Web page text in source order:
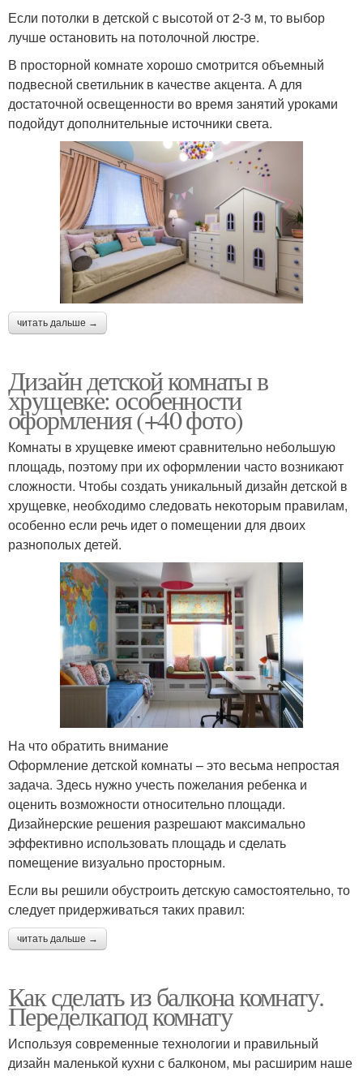
Если потолки в детской с высотой от 2-3 м, то выбор
лучше остановить на потолочной люстре.
В просторной комнате хорошо смотрится объемный
подвесной светильник в качестве акцента. А для
достаточной освещенности во время занятий уроками
подойдут дополнительные источники света.
читать дальше →
Дизайн детской комнаты в
хрущевке: особенности
оформления (+40 фото)
Комнаты в хрущевке имеют сравнительно небольшую
площадь, поэтому при их оформлении часто возникают
сложности. Чтобы создать уникальный дизайн детской в
хрущевке, необходимо следовать некоторым правилам,
особенно если речь идет о помещении для двоих
разнополых детей.
На что обратить внимание
Оформление детской комнаты – это весьма непростая
задача. Здесь нужно учесть пожелания ребенка и
оценить возможности относительно площади.
Дизайнерские решения разрешают максимально
эффективно использовать площадь и сделать
помещение визуально просторным.
Если вы решили обустроить детскую самостоятельно, то
следует придерживаться таких правил:
читать дальше →
Как сделать из балкона комнату.
Переделкапод комнату
Используя современные технологии и правильный
дизайн маленькой кухни с балконом, мы расширим наше